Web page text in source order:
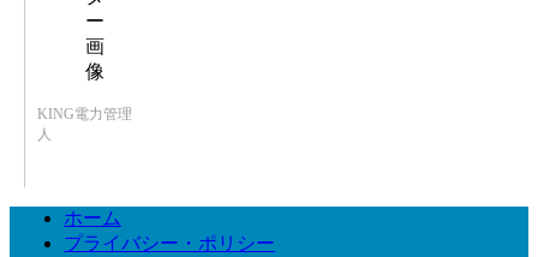
KING電力管理
人
ホーム
プライバシー・ポリシー